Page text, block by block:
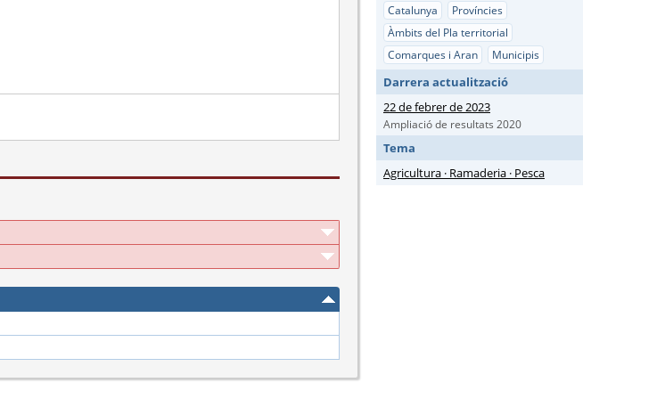
Catalunya
Províncies
Àmbits del Pla territorial
Comarques i Aran
Municipis
Darrera actualització
22 de febrer de 2023
Ampliació de resultats 2020
Tema
Agricultura · Ramaderia · Pesca